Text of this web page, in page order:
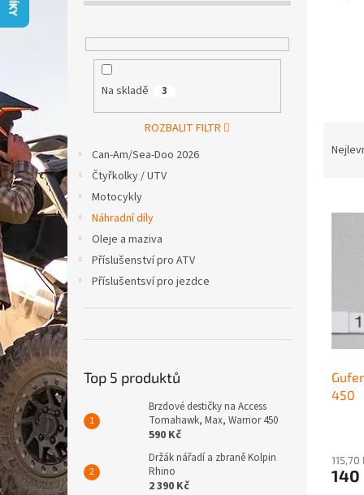
Na skladě 3
ROZBALIT FILTR
Can-Am/Sea-Doo 2026
Čtyřkolky / UTV
Motocykly
Náhradní díly
Oleje a maziva
Příslušenství pro ATV
Příslušentsví pro jezdce
Top 5 produktů
Brzdové destičky na Access
Tomahawk, Max, Warrior 450
590 Kč
Držák nářadí a zbraně Kolpin
Rhino
2 390 Kč
450
115,70
140